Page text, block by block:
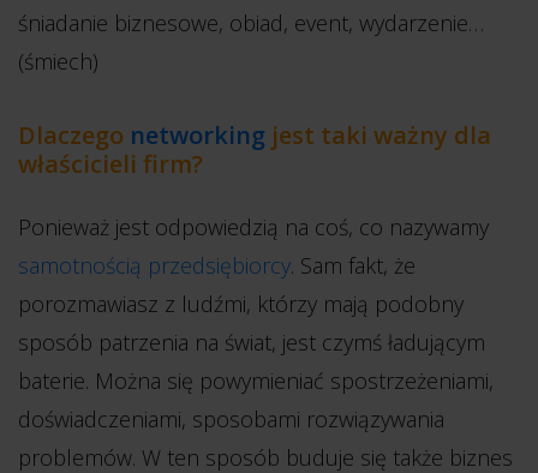
śniadanie biznesowe, obiad, event, wydarzenie…
(śmiech)
Dlaczego networking jest taki ważny dla
właścicieli firm?
Ponieważ jest odpowiedzią na coś, co nazywamy
samotnością przedsiębiorcy. Sam fakt, że
porozmawiasz z ludźmi, którzy mają podobny
sposób patrzenia na świat, jest czymś ładującym
baterie. Można się powymieniać spostrzeżeniami,
doświadczeniami, sposobami rozwiązywania
problemów. W ten sposób buduje się także biznes